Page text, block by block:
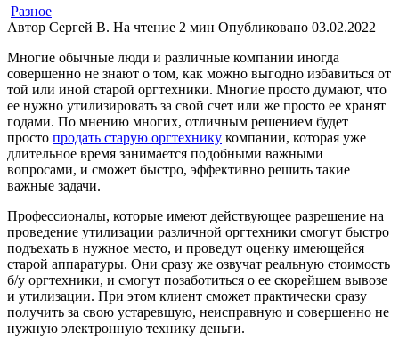
Разное
Автор Сергей В. На чтение 2 мин Опубликовано 03.02.2022
Многие обычные люди и различные компании иногда
совершенно не знают о том, как можно выгодно избавиться от
той или иной старой оргтехники. Многие просто думают, что
ее нужно утилизировать за свой счет или же просто ее хранят
годами. По мнению многих, отличным решением будет
просто продать старую оргтехнику компании, которая уже
длительное время занимается подобными важными
вопросами, и сможет быстро, эффективно решить такие
важные задачи.
Профессионалы, которые имеют действующее разрешение на
проведение утилизации различной оргтехники смогут быстро
подъехать в нужное место, и проведут оценку имеющейся
старой аппаратуры. Они сразу же озвучат реальную стоимость
б/у оргтехники, и смогут позаботиться о ее скорейшем вывозе
и утилизации. При этом клиент сможет практически сразу
получить за свою устаревшую, неисправную и совершенно не
нужную электронную технику деньги.